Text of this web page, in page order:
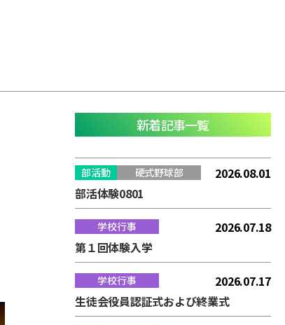
新着記事一覧
部活動 硬式野球部
2026.08.01
部活体験0801
学校行事
2026.07.18
第１回体験入学
学校行事
2026.07.17
生徒会役員認証式および終業式